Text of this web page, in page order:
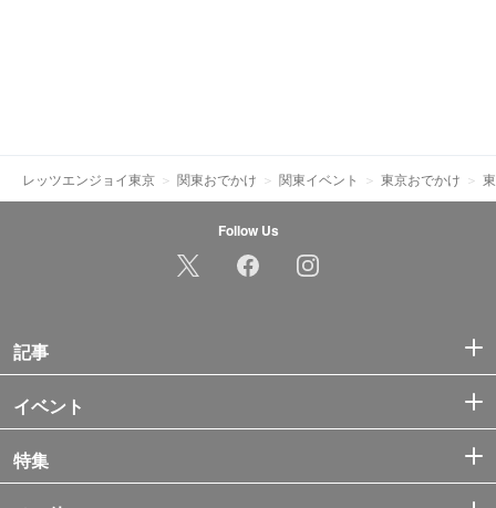
レッツエンジョイ東京 関東おでかけ 関東イベント 東京おでかけ
Follow Us
記事
イベント
特集